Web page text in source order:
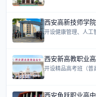
西安高新技师学院
开设健康管理、人工
西安新高教职业
开设精品高考班（普
西安鱼跃职业高中